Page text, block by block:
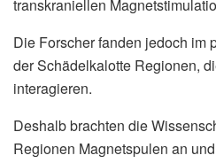
transkraniellen
Die Forscher fanden jedoch im
der Schädelkalotte Regionen,
interagieren.
Deshalb brachten die
Regionen Magnetspulen an